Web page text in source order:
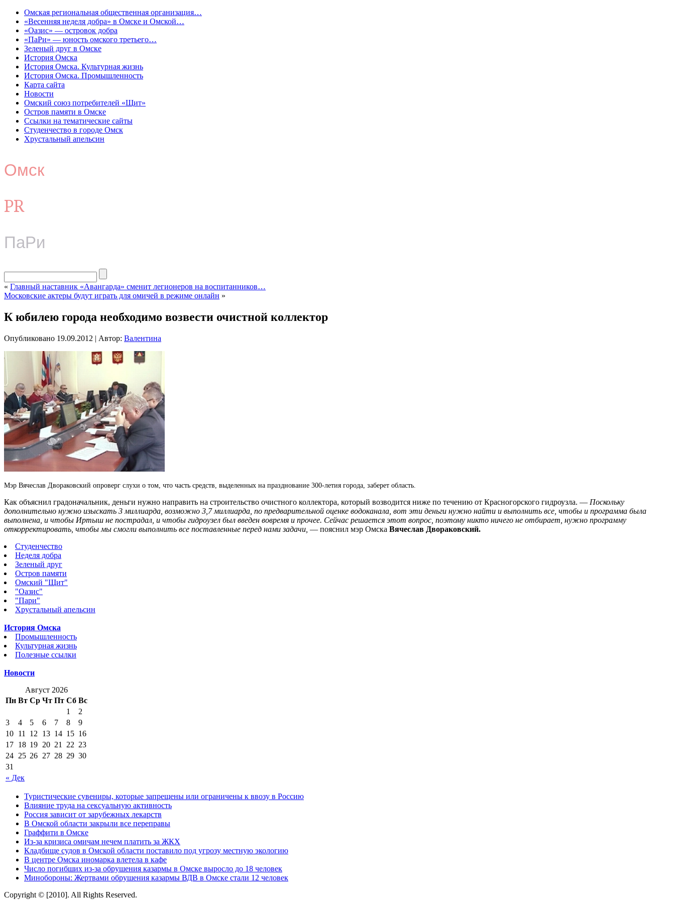
Омская региональная общественная организация…
«Весенняя неделя добра» в Омске и Омской…
«Оазис» — островок добра
«ПаРи» — юность омского третьего…
Зеленый друг в Омске
История Омска
История Омска. Культурная жизнь
История Омска. Промышленность
Карта сайта
Новости
Омский союз потребителей «Щит»
Остров памяти в Омске
Ссылки на тематические сайты
Студенчество в городе Омск
Хрустальный апельсин
Омск
PR
ПаРи
« Главный наставник «Авангарда» сменит легионеров на воспитанников…
Московские актеры будут играть для омичей в режиме онлайн »
К юбилею города необходимо возвести очистной коллектор
Опубликовано 19.09.2012 | Автор: Валентина
Мэр Вячеслав Двораковский опроверг слухи о том, что часть средств, выделенных на празднование 300-летия города, заберет область.
Как объяснил градоначальник, деньги нужно направить на строительство очистного коллектора, который возводится ниже по течению от Красногорского гидроузла. — Поскольку
дополнительно нужно изыскать 3 миллиарда, возможно 3,7 миллиарда, по предварительной оценке водоканала, вот эти деньги нужно найти и выполнить все, чтобы и программа была
выполнена, и чтобы Иртыш не пострадал, и чтобы гидроузел был введен вовремя и прочее. Сейчас решается этот вопрос, поэтому никто ничего не отбирает, нужно программу
откорректировать, чтобы мы смогли выполнить все поставленные перед нами задачи, — пояснил мэр Омска Вячеслав Двораковский.
Студенчество
Неделя добра
Зеленый друг
Остров памяти
Омский "Щит"
"Оазис"
"Пари"
Хрустальный апельсин
История Омска
Промышленность
Культурная жизнь
Полезные ссылки
Новости
Август 2026
Пн Вт Ср Чт Пт Сб Вс
« Дек
1
2
3
4 5 6 7 8
9
10 11 12 13 14 15 16
17 18 19 20 21 22 23
24 25 26 27 28 29 30
31
Туристические сувениры, которые запрещены или ограничены к ввозу в Россию
Влияние труда на сексуальную активность
Россия зависит от зарубежных лекарств
В Омской области закрыли все переправы
Граффити в Омске
Из-за кризиса омичам нечем платить за ЖКХ
Кладбище судов в Омской области поставило под угрозу местную экологию
В центре Омска иномарка влетела в кафе
Число погибших из-за обрушения казармы в Омске выросло до 18 человек
Минобороны: Жертвами обрушения казармы ВДВ в Омске стали 12 человек
Copyright © [2010]. All Rights Reserved.